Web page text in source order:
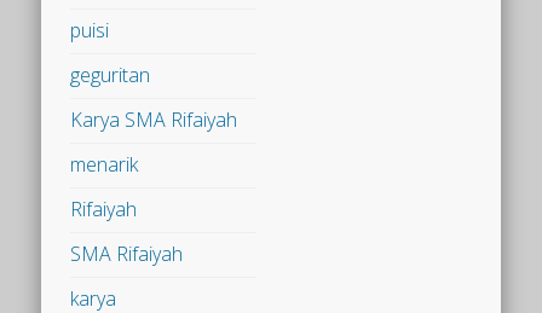
puisi
geguritan
Karya SMA Rifaiyah
menarik
Rifaiyah
SMA Rifaiyah
karya